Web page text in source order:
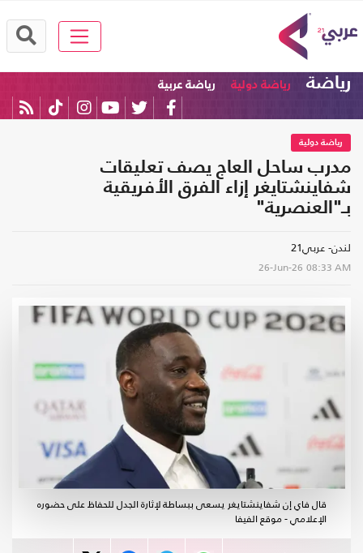
رياضة رياضة دولية رياضة عربية
رياضة دولية
مدرب ساحل العاج يصف تعليقات
شفاينشتايغر إزاء الفرق الأفريقية
بـ"العنصرية"
لندن- عربي21
26-Jun-26 08:33 AM
قال فاي إن شفاينشتايغر يسعى ببساطة لإثارة الجدل للحفاظ على حضوره
الإعلامي - موقع الفيفا